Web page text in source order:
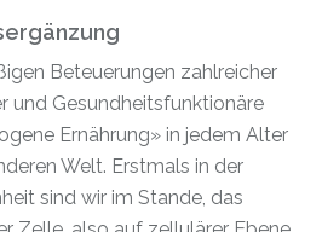
Beteuerungen zahlreicher
und Gesundheitsfunktionäre
Ernährung» in jedem Alter
Welt. Erstmals in der
sind wir im Stande, das